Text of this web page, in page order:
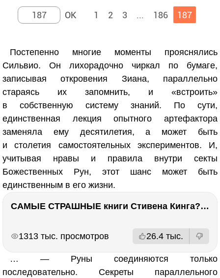
1 2 3 ... 186 187
Постепенно многие моменты прояснялись
Сильвио. Он лихорадочно чиркал по бумаге,
записывая откровения Зиана, параллельно
стараясь их запомнить, и «встроить»
в собственную систему знаний. По сути,
единственная лекция опытного артефактора
заменяла ему десятилетия, а может быть
и столетия самостоятельных экспериментов. И,
учитывая нравы и правила внутри секты
Божественных Рун, этот шанс может быть
единственным в его жизни.
САМЫЕ СТРАШНЫЕ книги Стивена Кинга???
1313 тыс. просмотров 26.4 тыс.
… — Руны соединяются только
последовательно. Секреты параллельного